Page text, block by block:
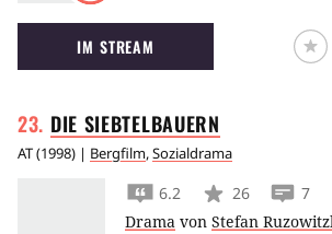
in die Eiger Nordwand
Mittkletterer ist sein Ziel.
IM STREAM
DIE SIEBTELBAUERN
AT(1998) | Bergfilm,Sozialdrama
6.2 26
7
Drama von Stefan